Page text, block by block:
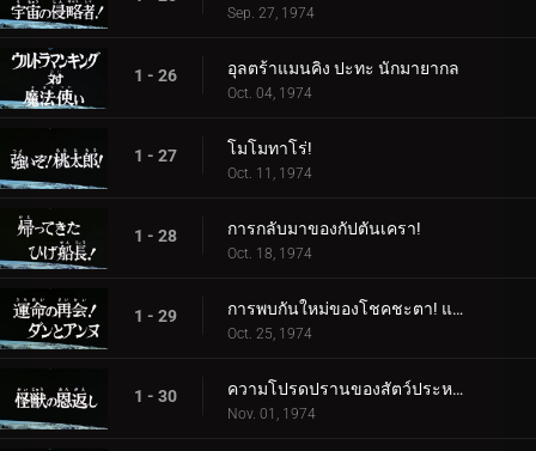
Sep. 27, 1974
1 - 26 อุลตร้าแมนคิง ปะทะ นักมายากล
Oct. 04, 1974
1 - 27 โมโมทาโร่!
Oct. 11, 1974
1 - 28 การกลับมาของกัปตันเครา!
Oct. 18, 1974
1 - 29 การพบกันใหม่ของโชคชะตา! แดนและแอนน์
Oct. 25, 1974
1 - 30 ความโปรดปรานของสัตว์ประหลาด
Nov. 01, 1974